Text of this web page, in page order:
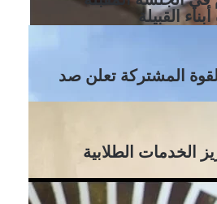
القبيلة
المشتركة تعلن صد
الخدمات الطلابية